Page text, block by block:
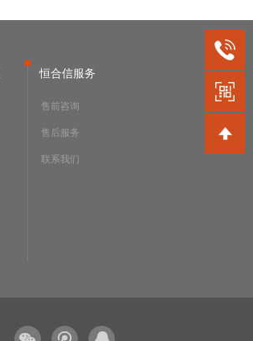
恒合信服务
售前咨询
售后服务
联系我们